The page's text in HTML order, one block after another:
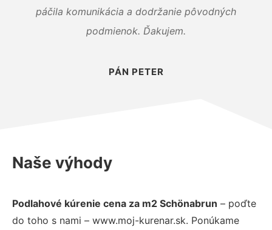
páčila komunikácia a dodržanie pôvodných
podmienok. Ďakujem.
PÁN PETER
Naše výhody
Podlahové kúrenie cena za m2 Schönabrun – poďte
do toho s nami – www.moj-kurenar.sk. Ponúkame